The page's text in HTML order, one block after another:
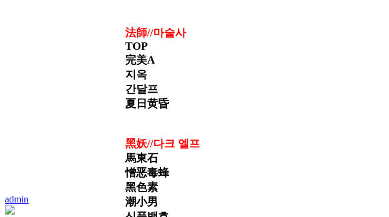
admin
法師//마술사
TOP
完美A
지옥
간달프
夏日黄昏
黑妖//다크 엘프
馬東石
憎恶毒蜂
黑色素
潮小男